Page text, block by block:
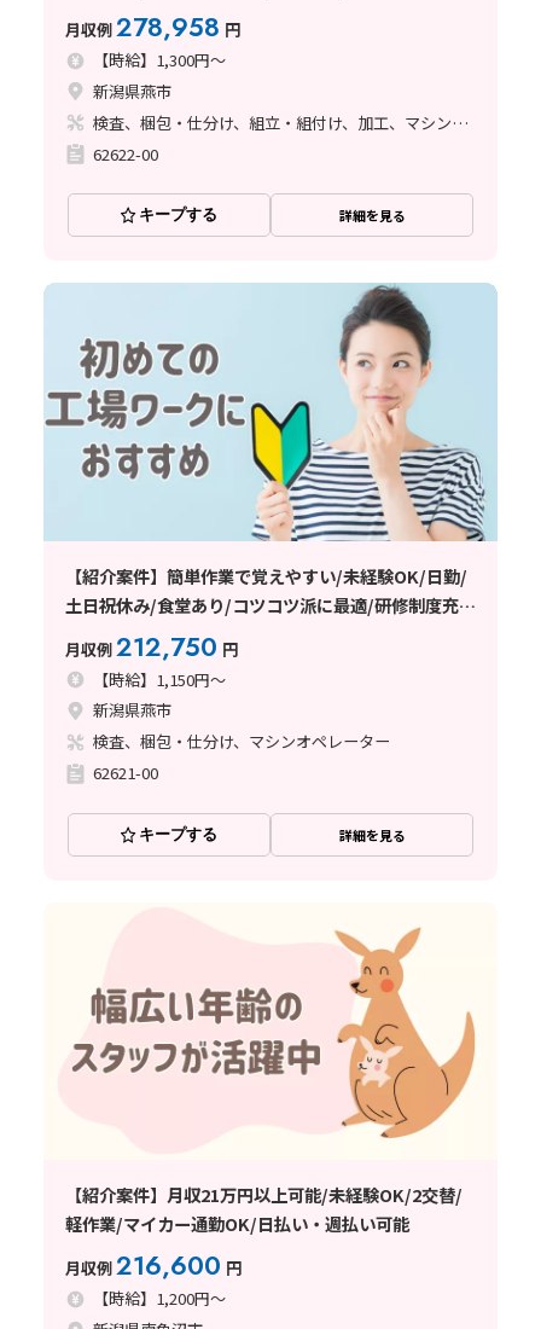
適/研修制度充実/日払い・週払いOK
月収例278,958 円
【時給】1,300円～
新潟県燕市
検査、梱包・仕分け、組立・組付け、加工、マシンオペレーター
62622-00
キープする 詳細を見る
【紹介案件】簡単作業で覚えやすい/未経験OK/日勤/
土日祝休み/食堂あり/コツコツ派に最適/研修制度充
実/日払い・週払いOK
月収例212,750 円
【時給】1,150円～
新潟県燕市
検査、梱包・仕分け、マシンオペレーター
62621-00
キープする 詳細を見る
【紹介案件】月収21万円以上可能/未経験OK/2交替/
軽作業/マイカー通勤OK/日払い・週払い可能
月収例216,600 円
【時給】1,200円～